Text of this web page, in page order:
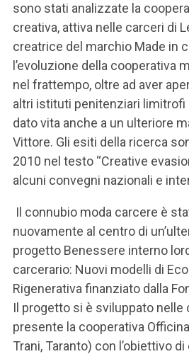
sono stati analizzate la
creativa, attiva nelle carceri di
creatrice del marchio Made in
l’evoluzione della cooperativa
nel frattempo, oltre ad aver
altri istituti penitenziari limitrofi
dato vita anche a un ulteriore
Vittore. Gli esiti della ricerca
2010 nel testo “Creative
alcuni convegni nazionali e
Il connubio moda carcere è
nuovamente al centro di
progetto Benessere interno
carcerario: Nuovi modelli di
Rigenerativa finanziato dalla
Il progetto si è sviluppato nelle
presente la cooperativa
Trani, Taranto) con l’obiettivo